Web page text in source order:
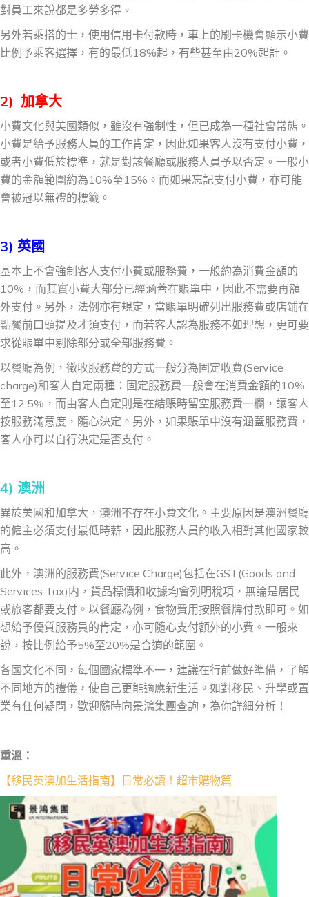
對員工來說都是多勞多得。
另外若乘搭的士，使用信用卡付款時，車上的刷卡機會顯示小費
比例予乘客選擇，有的最低18%起，有些甚至由20%起計。
2) 加拿大
小費文化與美國類似，雖沒有強制性，但已成為一種社會常態。
小費是給予服務人員的工作肯定，因此如果客人沒有支付小費，
或者小費低於標準，就是對該餐廳或服務人員予以否定。一般小
費的金額範圍約為10%至15%。而如果忘記支付小費，亦可能
會被冠以無禮的標籤。
3) 英國
基本上不會強制客人支付小費或服務費，一般約為消費金額的
10%，而其實小費大部分已經涵蓋在賬單中，因此不需要再額
外支付。另外，法例亦有規定，當賬單明確列出服務費或店鋪在
點餐前口頭提及才須支付，而若客人認為服務不如理想，更可要
求從賬單中剔除部分或全部服務費。
以餐廳為例，徵收服務費的方式一般分為固定收費(Service
charge)和客人自定兩種：固定服務費一般會在消費金額的10%
至12.5%，而由客人自定則是在結賬時留空服務費一欄，讓客人
按服務滿意度，隨心決定。另外，如果賬單中沒有涵蓋服務費，
客人亦可以自行決定是否支付。
4) 澳洲
異於美國和加拿大，澳洲不存在小費文化。主要原因是澳洲餐廳
的僱主必須支付最低時薪，因此服務人員的收入相對其他國家較
高。
此外，澳洲的服務費(Service Charge)包括在GST(Goods and
Services Tax)内，貨品標價和收據均會列明稅項，無論是居民
或旅客都要支付。以餐廳為例，食物費用按照餐牌付款即可。如
想給予優質服務員的肯定，亦可隨心支付額外的小費。一般來
說，按比例給予5%至20%是合適的範圍。
各國文化不同，每個國家標準不一，建議在行前做好準備，了解
不同地方的禮儀，使自己更能適應新生活。如對移民、升學或置
業有任何疑問，歡迎隨時向景鴻集團查詢，為你詳細分析！
重溫：
【移民英澳加生活指南】日常必讀！超市購物篇